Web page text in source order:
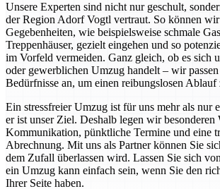
Unsere Experten sind nicht nur geschult,
der Region Adorf Vogtl vertraut. So können
Gegebenheiten, wie beispielsweise schmale
Treppenhäuser, gezielt eingehen und so
im Vorfeld vermeiden. Ganz gleich, ob es sich
oder gewerblichen Umzug handelt – wir
Bedürfnisse an, um einen reibungslosen Ablauf
Ein stressfreier Umzug ist für uns mehr als nur
er ist unser Ziel. Deshalb legen wir besonderen
Kommunikation, pünktliche Termine und eine
Abrechnung. Mit uns als Partner können Sie
dem Zufall überlassen wird. Lassen Sie sich
ein Umzug kann einfach sein, wenn Sie den
Ihrer Seite haben.